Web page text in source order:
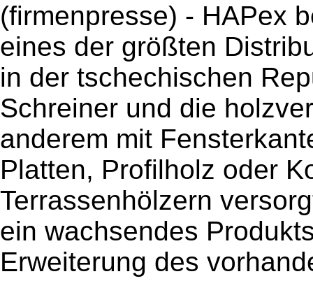
(firmenpresse) - HAPex
eines der größten
in der tschechischen
Schreiner und die
anderem mit
Platten, Profilholz oder
Terrassenhölzern
ein wachsendes
Erweiterung des